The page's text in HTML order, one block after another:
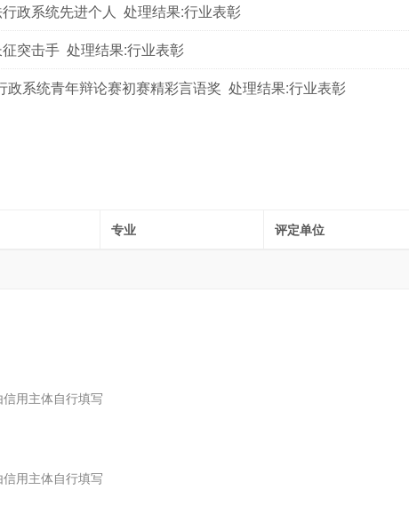
政系统先进个人 处理结果:行业表彰
突击手 处理结果:行业表彰
政系统青年辩论赛初赛精彩言语奖 处理结果:行业表彰
专业 评定单位
用主体自行填写
用主体自行填写